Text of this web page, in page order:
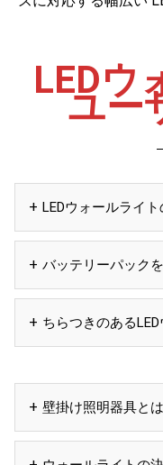
LEDウ
ユー
LEDウォールライ
バッテリーパック
ちらつきのある
壁掛け照明器具とは